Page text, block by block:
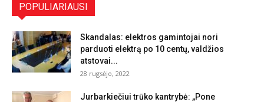
POPULIARIAUSI
Skandalas: elektros gamintojai nori
parduoti elektrą po 10 centų, valdžios
atstovai...
28 rugsėjo, 2022
Jurbarkiečiui trūko kantrybė: „Pone